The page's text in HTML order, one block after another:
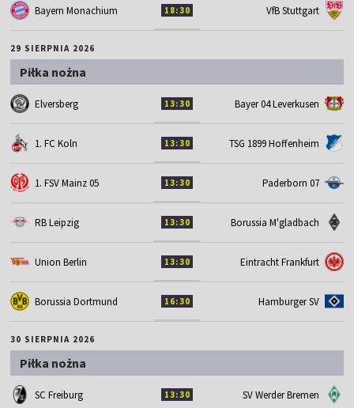
Bayern Monachium 18:30 VfB Stuttgart
29 SIERPNIA 2026
Piłka nożna
Elversberg 13:30 Bayer 04 Leverkusen
1. FC Koln 13:30 TSG 1899 Hoffenheim
1. FSV Mainz 05 13:30 Paderborn 07
RB Leipzig 13:30 Borussia M'gladbach
Union Berlin 13:30 Eintracht Frankfurt
Borussia Dortmund 16:30 Hamburger SV
30 SIERPNIA 2026
Piłka nożna
SC Freiburg 13:30 SV Werder Bremen